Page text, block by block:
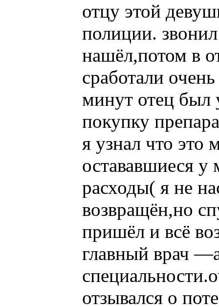
отцу этой
полиции.
нашёл,потом в
сработали
минут отец был
покупку
я узнал что это
остававшиеся у
расходы( я не
возвращён,но
пришёл и всё
главный врач
отзывался о